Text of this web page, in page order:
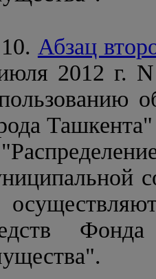
10. Абзац
2012 г.
Фонда